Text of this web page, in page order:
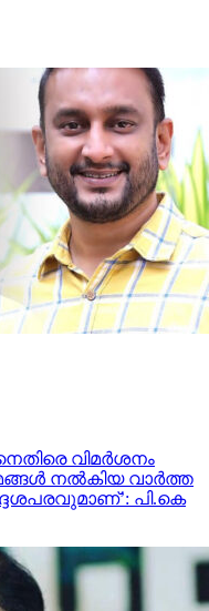
വിമർശനം
നൽകിയ വാർത്ത
പി.കെ